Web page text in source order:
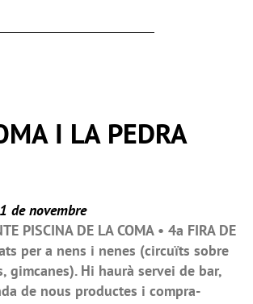
I LA PEDRA
de novembre
PISCINA DE LA COMA • 4a FIRA DE
per a nens i nenes (circuïts sobre
gimcanes). Hi haurà servei de bar,
de nous productes i compra-